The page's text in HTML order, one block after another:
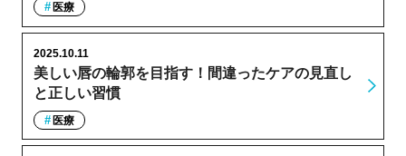
医療
美しい唇の輪郭を目指す！間違ったケアの見直し
と正しい習慣
2025.10.11
医療